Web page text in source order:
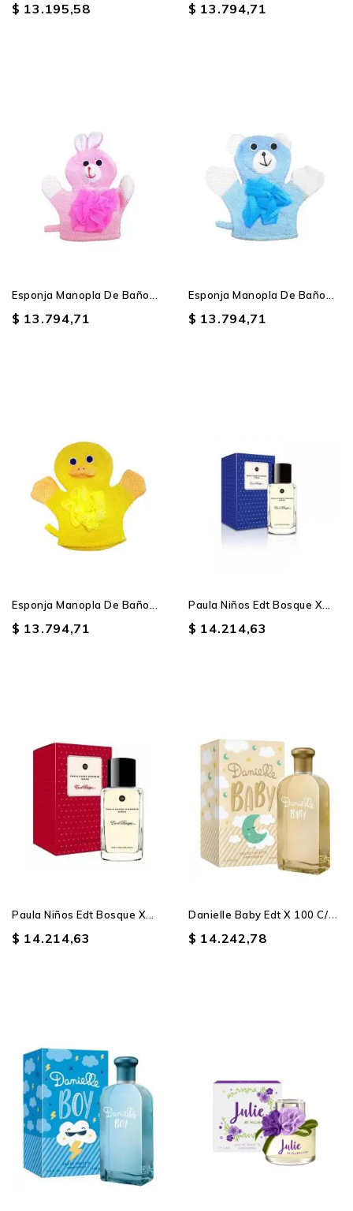
$ 13.195,58 $ 13.794,71
Esponja Manopla De Baño...
$ 13.794,71
Esponja Manopla De Baño...
$ 13.794,71
Esponja Manopla De Baño...
$ 13.794,71
Paula Niños Edt Bosque X...
$ 14.214,63
Paula Niños Edt Bosque X...
$ 14.214,63
D
Anielle Baby Edt X 100 C/vap
$ 14.242,78